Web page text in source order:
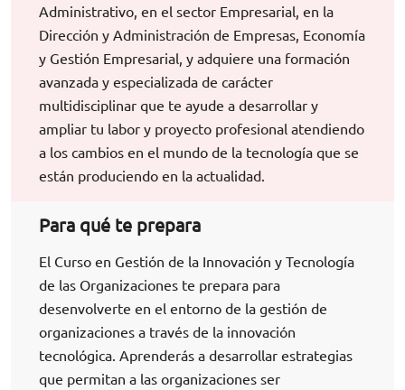
Administrativo, en el sector Empresarial, en la
Dirección y Administración de Empresas, Economía
y Gestión Empresarial, y adquiere una formación
avanzada y especializada de carácter
multidisciplinar que te ayude a desarrollar y
ampliar tu labor y proyecto profesional atendiendo
a los cambios en el mundo de la tecnología que se
están produciendo en la actualidad.
Para qué te prepara
El Curso en Gestión de la Innovación y Tecnología
de las Organizaciones te prepara para
desenvolverte en el entorno de la gestión de
organizaciones a través de la innovación
tecnológica. Aprenderás a desarrollar estrategias
que permitan a las organizaciones ser